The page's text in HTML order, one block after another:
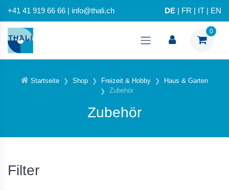
+41 41 919 66 66 | info@thali.ch DE FR IT EN
0
Startseite Shop Freizeit & Hobby
Haus & Garten
Zubehör
Zubehör
Filter